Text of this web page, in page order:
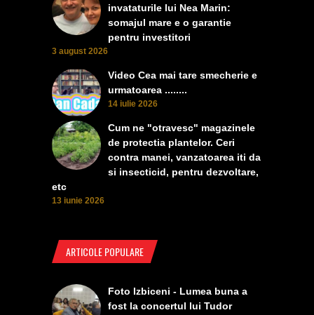
invataturile lui Nea Marin:
somajul mare e o garantie
pentru investitori
3 august 2026
Video Cea mai tare smecherie e
urmatoarea ........
14 iulie 2026
Cum ne "otravesc" magazinele
de protectia plantelor. Ceri
contra manei, vanzatoarea iti da
si insecticid, pentru dezvoltare,
etc
13 iunie 2026
ARTICOLE POPULARE
Foto Izbiceni - Lumea buna a
fost la concertul lui Tudor